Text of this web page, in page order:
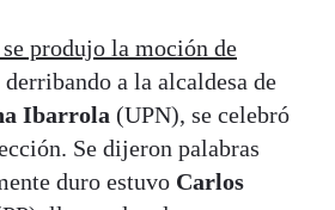
produjo la moción de
derribando a la alcaldesa de
Ibarrola (UPN), se celebró
Se dijeron palabras
duro estuvo Carlos